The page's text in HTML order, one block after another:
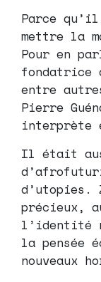
Parce
mettre la
Pour en
fondatrice
entre
Pierre
interprète
Il était
d’utopies.
précieux,
l’identité
la pensée
nouveaux